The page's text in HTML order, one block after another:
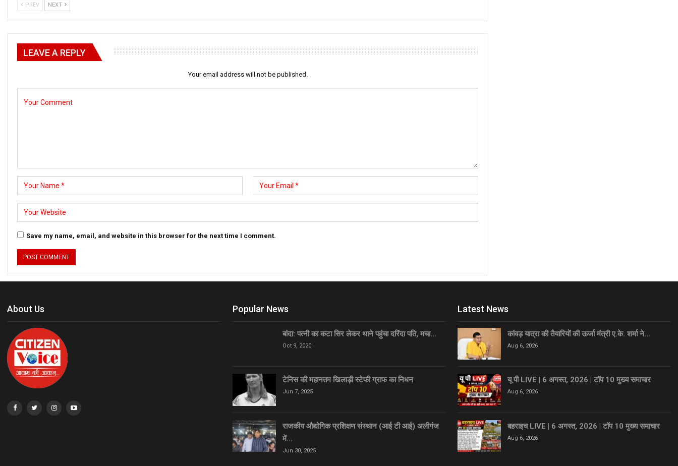
PREV NEXT
LEAVE A REPLY
Your email address will not be published.
Save my name, email, and website in this browser for the next time I comment.
About Us Popular News
बांदा: पत्नी का कटा सिर लेकर थाने पहुंचा दरिंदा पति, मचा…
Oct 9, 2020
टेनिस की महानतम खिलाड़ी स्टेफी ग्राफ का निधन
Jun 7, 2025
राजकीय औद्योगिक प्रशिक्षण संस्थान (आई टी आई) अलीगंज
में…
Jun 30, 2025
Latest News
कांवड़ यात्रा की तैयारियों की ऊर्जा मंत्री ए.के. शर्मा ने…
Aug 6, 2026
यू पी LIVE | 6 अगस्त, 2026 | टॉप 10 मुख्य समाचार
Aug 6, 2026
बहराइच LIVE | 6 अगस्त, 2026 | टॉप 10 मुख्य समाचार
Aug 6, 2026